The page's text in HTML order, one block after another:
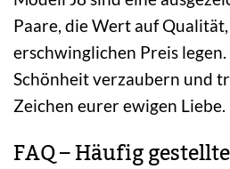
Paare, die Wert auf
erschwinglichen Preis
Schönheit verzaubern und
Zeichen eurer ewigen Liebe.
FAQ – Häufig